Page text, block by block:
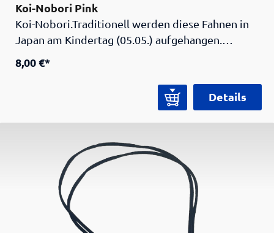
Koi-Nobori Pink
Koi-Nobori.Traditionell werden diese Fahnen in
Japan am Kindertag (05.05.) aufgehangen.
mutiger Karpfen schwimmt einen Wasserfall
hinauf, und verwandelt sich in einen mächtigen
Drachen. Diese Geschichte soll den Kindern
aber auch als stylische Deko! Material: Polyester
8,00 €*
Details